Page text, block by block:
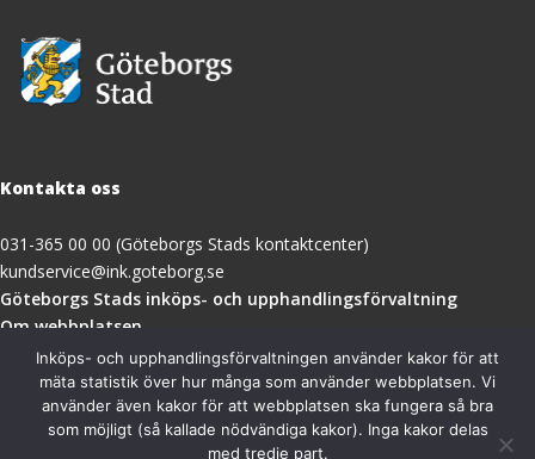
Kontakta oss
031-365 00 00 (Göteborgs Stads kontaktcenter)
kundservice@ink.goteborg.se
Göteborgs Stads inköps- och upphandlingsförvaltning(öppnas
nytt
fönster)
Om webbplatsen
Tillgänglighetsredogörelse
Besöksadress
Inköps- och upphandlingsförvaltningen använder kakor för att
mäta statistik över hur många som använder webbplatsen. Vi
använder även kakor för att webbplatsen ska fungera så bra
som möjligt (så kallade nödvändiga kakor). Inga kakor delas
med tredje part.